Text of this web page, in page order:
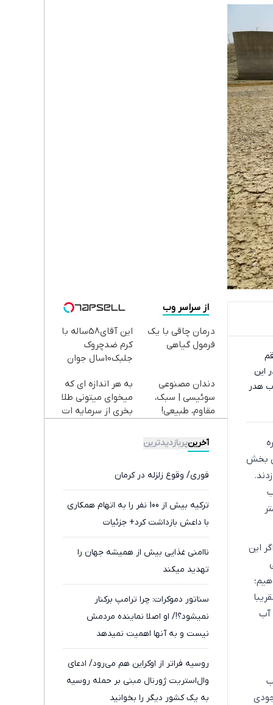
آب در این
آب هدر
این بخش
77 درصد تخمین زدند.
متر
اگر این
دهیم؛
رقم تقریبا
آب شرب 7 درصد کل آب
مکعب
از موجودی
از سراسر وب
درمان چاقی با یک
فرمول گیاهی
این آقای58ساله با
کرم ضدچروک
جلبک10سال جوان
تخفیف)
دندان مصنوعی
سوئیسی | سبک،
مقاوم، طبیعی!
رایگان+پرداخت
اقساطی😍
به هر اندازه ای که
میخوای میتونی طلا
بخری از سرمایه ات
آخرینپربازدیدترین
فوری/ وقوع زلزله در کرمان
ترکیه بیش از 100 نفر را به اتهام همکاری
با داعش بازداشت کرد+ جزئیات
ناامنی غذایی بیش از همیشه جهان را
تهدید میکند
سناتور دموکرات: چرا ترامپ برکنار
نمیشود؟!/ او اصلا نماینده مردمش
نیست و به آنها اهمیت نمیدهد
روسیه فراتر از اوکراین هم می‌رود/ ادعای
وال‌استریت ژورنال مبنی بر حمله روسیه
به یک کشور دیگر را بخوانید